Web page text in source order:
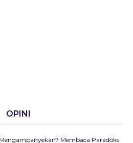
OPINI
Membaca Paradoks